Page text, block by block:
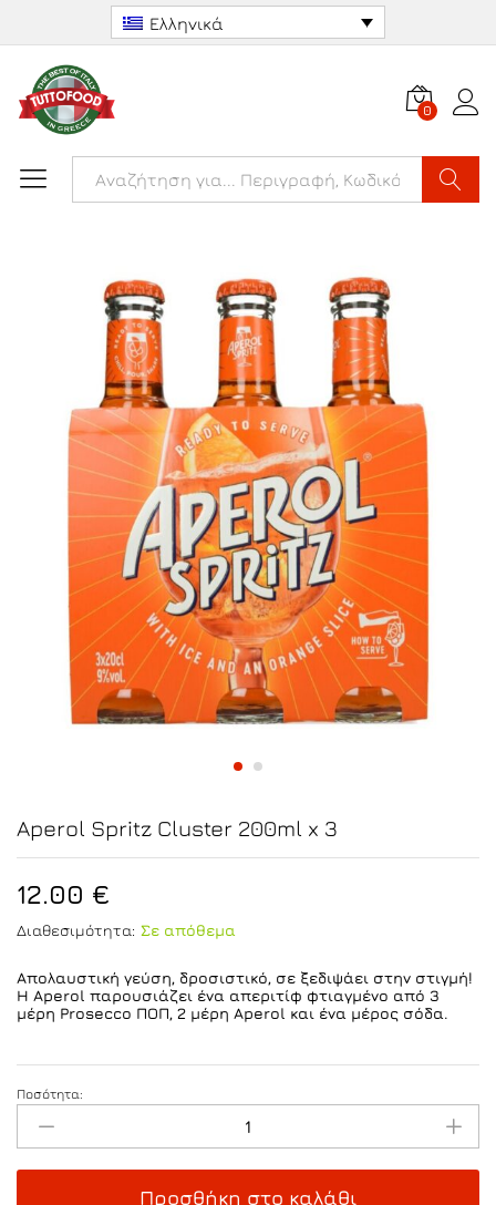
Ελληνικά
0
Aperol Spritz Cluster 200ml x 3
12.00 €
Διαθεσιμότητα: Σε απόθεμα
Απολαυστική γεύση, δροσιστικό, σε ξεδιψάει στην στιγμή!
Η Aperol παρουσιάζει ένα απεριτίφ φτιαγμένο από 3
μέρη Prosecco ΠΟΠ, 2 μέρη Aperol και ένα μέρος σόδα.
Aperol
Spritz
Cluster
Ποσότητα:
Προσθήκη στο καλάθι